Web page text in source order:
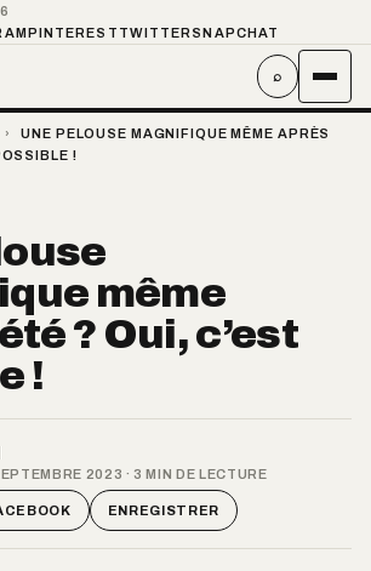
PINTEREST TWITTER SNAPCHAT
⌕
›
UNE PELOUSE MAGNIFIQUE MÊME APRÈS
!
même
? Oui, c’est
!
2023 · 3 MIN DE LECTURE
ENREGISTRER